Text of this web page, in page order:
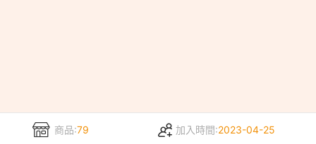
商品:79 加入時間:2023-04-25